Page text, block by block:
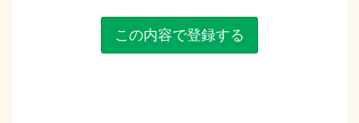
この内容で登録する